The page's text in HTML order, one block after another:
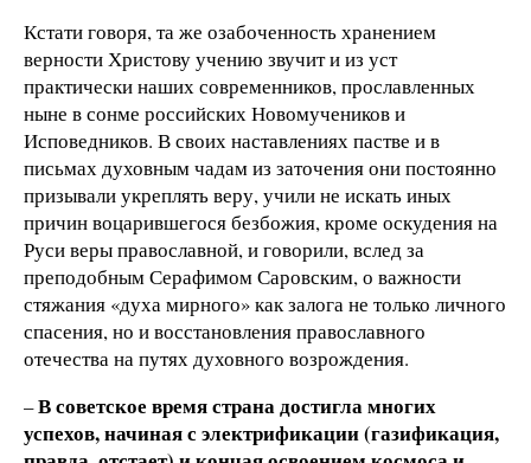
Кстати говоря, та же озабоченность хранением
верности Христову учению звучит и из уст
практически наших современников, прославленных
ныне в сонме российских Новомучеников и
Исповедников. В своих наставлениях пастве и в
письмах духовным чадам из заточения они постоянно
призывали укреплять веру, учили не искать иных
причин воцарившегося безбожия, кроме оскудения на
Руси веры православной, и говорили, вслед за
преподобным Серафимом Саровским, о важности
стяжания «духа мирного» как залога не только личного
спасения, но и восстановления православного
отечества на путях духовного возрождения.
–В советское время страна достигла многих
успехов, начиная с электрификации (газификация,